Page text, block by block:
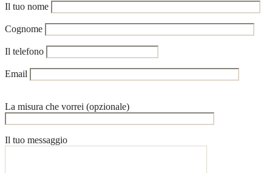
Il tuo nome
Cognome
Il telefono
Email
La misura che vorrei (opzionale)
Il tuo messaggio